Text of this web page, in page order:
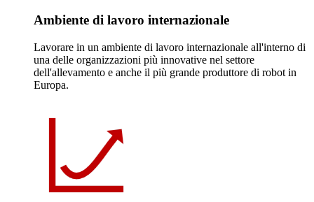
Ambiente di lavoro internazionale
Lavorare in un ambiente di lavoro internazionale all'interno di
una delle organizzazioni più innovative nel settore
dell'allevamento e anche il più grande produttore di robot in
Europa.